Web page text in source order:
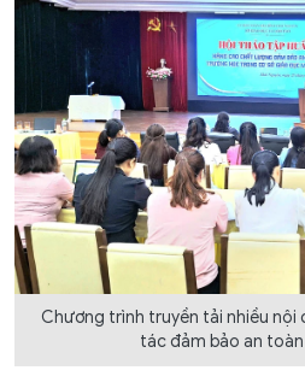
Chương trình truyền tải nhiều nội
tác đảm bảo an